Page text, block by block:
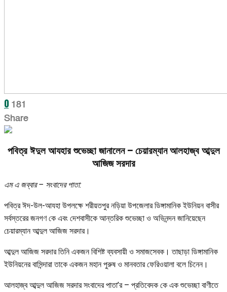
0 181
Share
পবিত্র ঈদুল আযহার শুভেচ্ছা জানালেন – চেয়ারম্যান আলহাজ্ব আব্দুল
আজিজ সরদার
এম এ জব্বার – সংবাদের পাতা:
পবিত্র ঈদ-উল-আযহা উপলক্ষে শরীয়তপুর নড়িয়া উপজেলার ডিঙ্গামানিক ইউনিয়ন বাসীর
সর্বস্তরের জনগণ কে এবং দেশবাসীকে আন্তরিক শুভেচ্ছা ও অভিনন্দন জানিয়েছেন
চেয়ারম্যান আব্দুল আজিজ সরদার।
আব্দুল আজিজ সরদার তিনি একজন বিশিষ্ট ব্যবসায়ী ও সমাজসেবক। তাছাড়া ডিঙ্গামানিক
ইউনিয়নের বাসিন্দারা তাকে একজন মহান পুরুষ ও মানবতার ফেরিওয়ালা বলে চিনেন।
আলহাজ্ব আব্দুল আজিজ সরদার সংবাদের পাতা’র – প্রতিবেদক কে এক শুভেচ্ছা বাণীতে